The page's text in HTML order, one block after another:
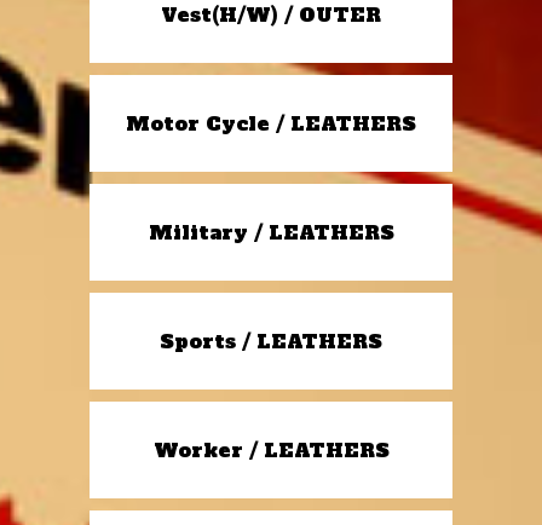
Vest(H/W) / OUTER
Motor Cycle / LEATHERS
Military / LEATHERS
Sports / LEATHERS
Worker / LEATHERS